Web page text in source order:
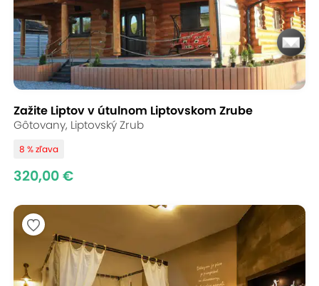
Zažite Liptov v útulnom Liptovskom Zrube
Gôtovany, Liptovský Zrub
8 % zľava
320,00 €